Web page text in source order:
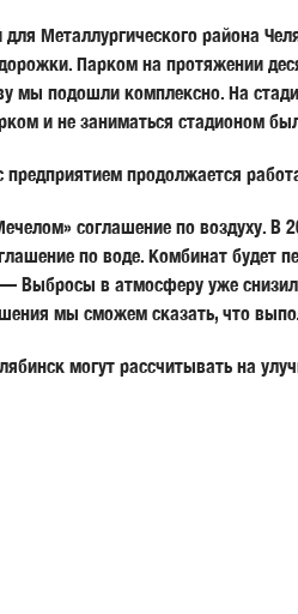
Металлургического района
Парком на протяжении
мы подошли комплексно. На
и не заниматься стадионом
предприятием продолжается
соглашение по воздуху. В
по воде. Комбинат будет
Выбросы в атмосферу уже
мы сможем сказать, что
могут рассчитывать на